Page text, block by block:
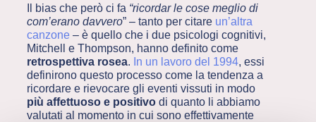
Il bias che però ci fa “ricordar le cose meglio di
com’erano davvero” – tanto per citare un’altra
canzone– è quello che i due psicologi cognitivi,
Mitchell e Thompson, hanno definito come
retrospettiva rosea In un lavoro del 1994, essi
definirono questo processo come la tendenza a
ricordare e rievocare gli eventi vissuti in modo
più affettuoso e positivodi quanto li abbiamo
valutati al momento in cui sono effettivamente